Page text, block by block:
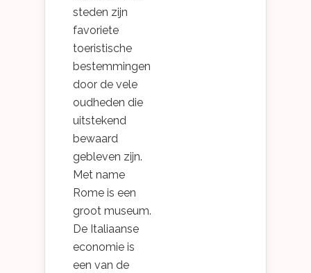
steden zijn
favoriete
toeristische
bestemmingen
door de vele
oudheden die
uitstekend
bewaard
gebleven zijn.
Met name
Rome is een
groot museum.
De Italiaanse
economie is
een van de